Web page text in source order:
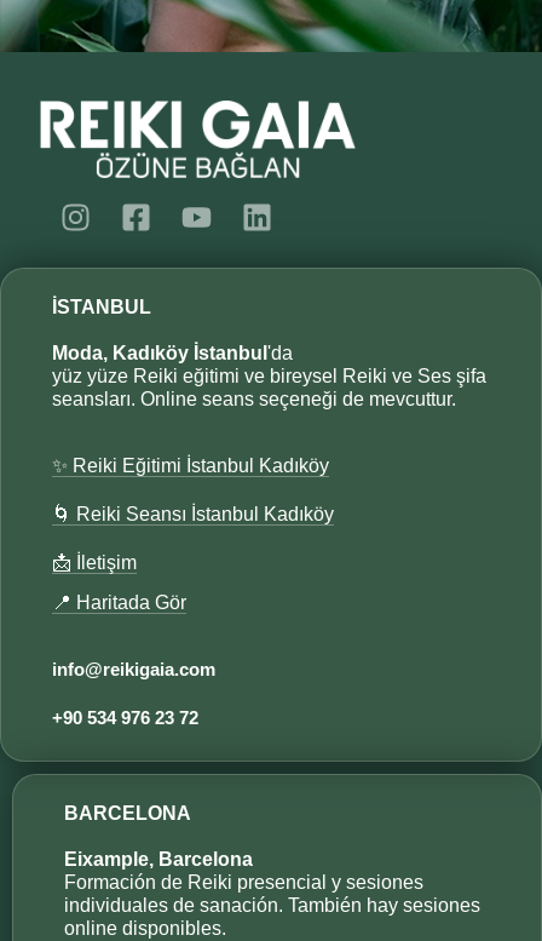
İSTANBUL
Moda, Kadıköy İstanbul 'da
yüz yüze Reiki eğitimi ve bireysel Reiki ve Ses şifa
seansları. Online seans seçeneği de mevcuttur.
✨ Reiki Eğitimi İstanbul Kadıköy
🌀 Reiki Seansı İstanbul Kadıköy
📩 İletişim
📍 Haritada Gör
info@reikigaia.com​
+90 534 976 23 72​​
BARCELONA
Eixample, Barcelona
Formación de Reiki presencial y sesiones
individuales de sanación. También hay sesiones
online disponibles.